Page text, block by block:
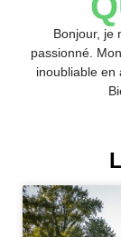
Bonjour, je
passionné.
inoubliable en